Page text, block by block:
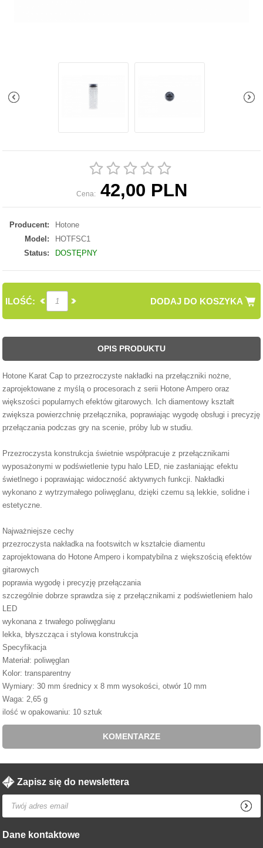
Cena: 42,00 PLN
Producent:
Hotone
Model:
HOTFSC1
Status:
DOSTĘPNY
DODAJ DO KOSZYKA
ILOŚĆ:
OPIS PRODUKTU
Hotone Karat Cap to przezroczyste nakładki na przełączniki nożne,
zaprojektowane z myślą o procesorach z serii Hotone Ampero oraz
większości popularnych efektów gitarowych. Ich diamentowy kształt
zwiększa powierzchnię przełącznika, poprawiając wygodę obsługi i precyzję
przełączania podczas gry na scenie, próby lub w studiu.
Przezroczysta konstrukcja świetnie współpracuje z przełącznikami
wyposażonymi w podświetlenie typu halo LED, nie zasłaniając efektu
świetlnego i poprawiając widoczność aktywnych funkcji. Nakładki
wykonano z wytrzymałego poliwęglanu, dzięki czemu są lekkie, solidne i
estetyczne.
Najważniejsze cechy
przezroczysta nakładka na footswitch w kształcie diamentu
zaprojektowana do Hotone Ampero i kompatybilna z większością efektów
gitarowych
poprawia wygodę i precyzję przełączania
szczególnie dobrze sprawdza się z przełącznikami z podświetleniem halo
LED
wykonana z trwałego poliwęglanu
lekka, błyszcząca i stylowa konstrukcja
Specyfikacja
Materiał: poliwęglan
Kolor: transparentny
Wymiary: 30 mm średnicy x 8 mm wysokości, otwór 10 mm
Waga: 2,65 g
ilość w opakowaniu: 10 sztuk
KOMENTARZE
Zapisz się do newslettera
Dane kontaktowe